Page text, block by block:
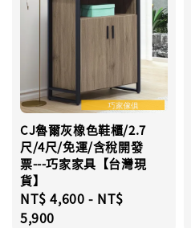
CJ魯爾灰橡色鞋櫃/2.7
尺/4尺/免運/含稅開發
票---巧家家具【台灣現
貨】
Regular
price
NT$ 4,600 - NT$
5,900